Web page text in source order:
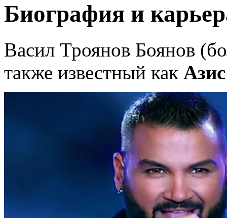
Биография и
Васил Троянов Боянов
также известный как